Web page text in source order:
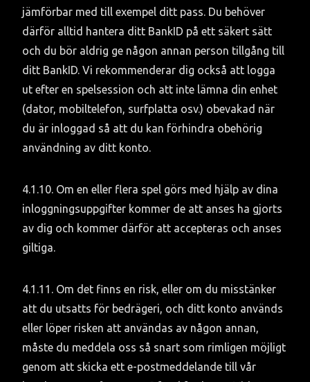
jämförbar med till exempel ditt pass. Du behöver
därför alltid hantera ditt BankID på ett säkert sätt
och du bör aldrig ge någon annan person tillgång till
ditt BankID. Vi rekommenderar dig också att logga
ut efter en spelsession och att inte lämna din enhet
(dator, mobiltelefon, surfplatta osv.) obevakad när
du är inloggad så att du kan förhindra obehörig
användning av ditt konto.
4.1.10. Om en eller flera spel görs med hjälp av dina
inloggningsuppgifter kommer de att anses ha gjorts
av dig och kommer därför att accepteras och anses
giltiga.
4.1.11. Om det finns en risk, eller om du misstänker
att du utsatts för bedrägeri, och ditt konto används
eller löper risken att användas av någon annan,
måste du meddela oss så snart som rimligen möjligt
genom att skicka ett e-postmeddelande till vår